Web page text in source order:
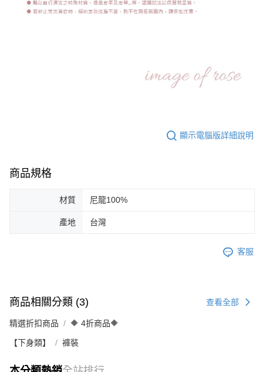
顯示電腦版詳細說明
商品規格
材質 尼龍100%
產地 台灣
客服
商品相關分類 (3) 查看全部
精選折扣商品 🔶 4折商品🔶
【下身類】 褲裝